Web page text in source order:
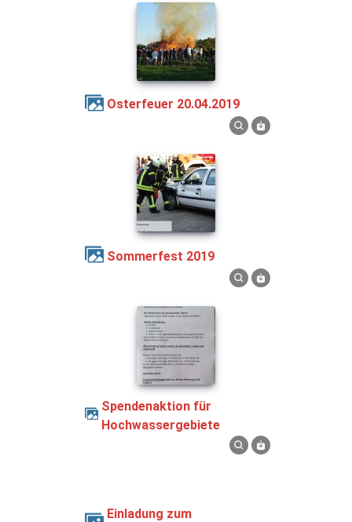
Osterfeuer 20.04.2019
Sommerfest 2019
Spendenaktion für
Hochwassergebiete
Einladung zum